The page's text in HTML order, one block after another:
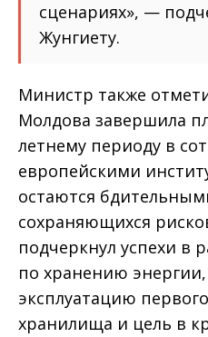
сценариях», —
Жунгиету.
Министр также
Молдова завершила
летнему периоду в
европейскими
остаются
сохраняющихся
подчеркнул успехи в
по хранению
эксплуатацию
хранилища и цель в